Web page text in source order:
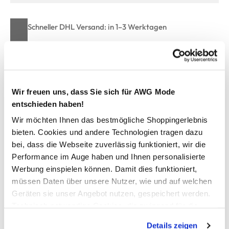
Wir freuen uns, dass Sie sich für AWG Mode
entschieden haben!
Wir möchten Ihnen das bestmögliche Shoppingerlebnis
bieten. Cookies und andere Technologien tragen dazu
bei, dass die Webseite zuverlässig funktioniert, wir die
Performance im Auge haben und Ihnen personalisierte
Werbung einspielen können. Damit dies funktioniert,
müssen Daten über unsere Nutzer, wie und auf welchen
Geräten sie unser Angebot nutzen, gespeichert werden.
Details zeigen
Schneller DHL Versand: in 1–3 Werktagen
Kostenlose Filiallieferung in Ihre Wunschfiliale
Zur Wunschliste hinzufügen
Damen Bauchweg Formslip ohne Nähte
bequemer Formslip von Sure
sehr breiter Gummibund
dadurch wird der Bauch fest gestrafft